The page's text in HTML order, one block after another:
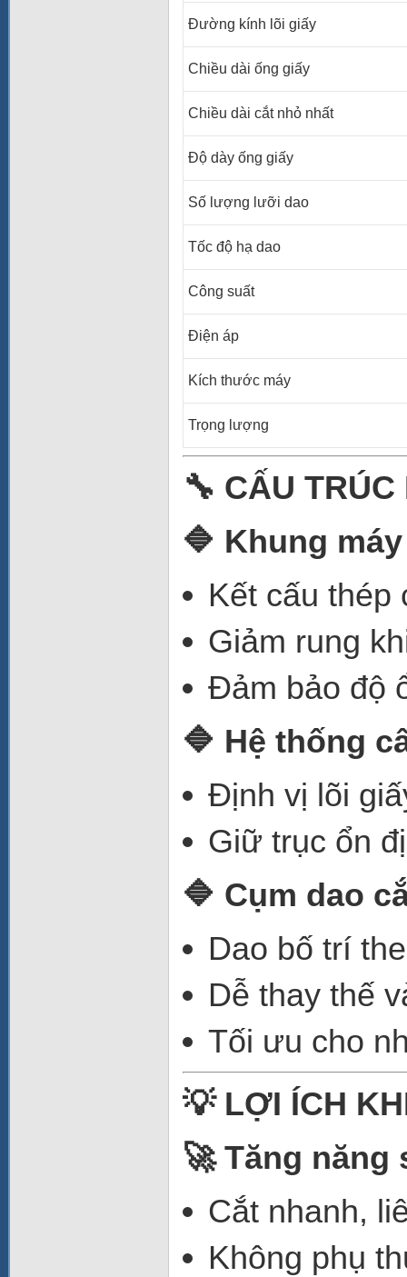
Đường kính lõi giấy
Chiều dài ống giấy
Chiều dài cắt nhỏ nhất
Độ dày ống giấy
Số lượng lưỡi dao
Tốc độ hạ dao
Công suất
Điện áp
Kích thước máy
Trọng lượng
🔧 CẤU
🔷 Khung
Kết cấu thép
Giảm rung
Đảm bảo độ
🔷 Hệ thống
Định vị lõi
Giữ trục ổn
🔷 Cụm dao
Dao bố trí
Dễ thay thế
Tối ưu cho
💡 LỢI ÍCH
🚀 Tăng năng
Cắt nhanh,
Không phụ